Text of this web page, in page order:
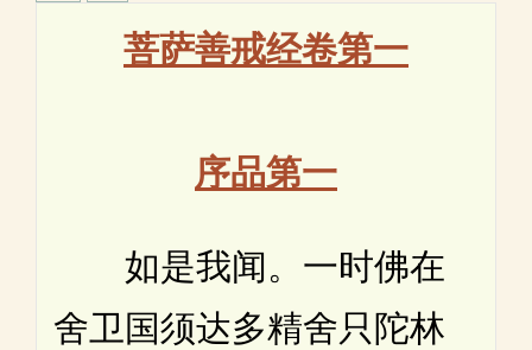
菩萨善戒经卷第一
序品第一
如是我闻。一时佛在
舍卫国须达多精舍只陀林